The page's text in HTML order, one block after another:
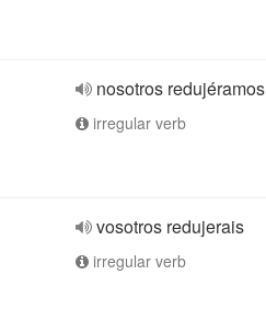
nosotros redujéramos
irregular verb
vosotros redujerais
irregular verb